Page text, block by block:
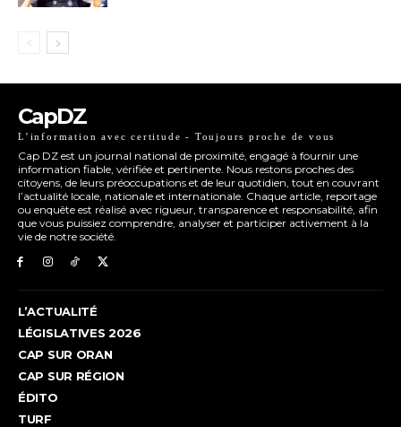
CapDZ
L’information avec certitude - Toujours proche de vous
Cap DZ est un journal national de proximité, engagé à fournir une
information fiable, vérifiée et pertinente. Nous restons proches des
citoyens, de leurs préoccupations et de leur quotidien, tout en couvrant
l’actualité locale, nationale et internationale. Chaque article, reportage
ou enquête est réalisé avec rigueur, transparence et responsabilité, afin
que vous puissiez comprendre, analyser et participer activement à la
vie de notre société.
L’ACTUALITÉ
LÉGISLATIVES 2026
CAP SUR ORAN
CAP SUR RÉGION
ÉDITO
TURF